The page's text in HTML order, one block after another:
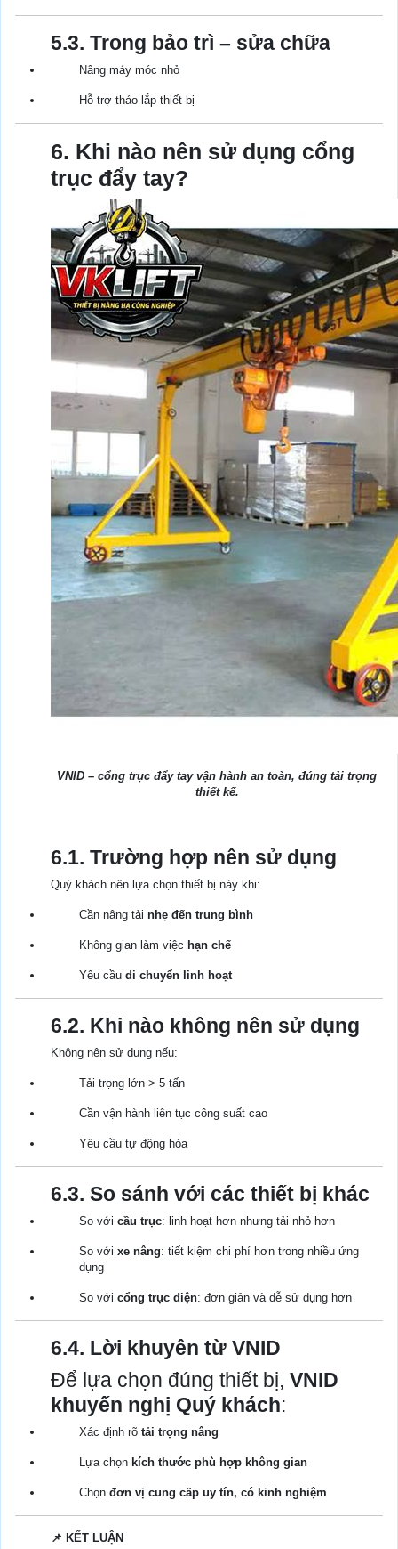
5.3. Trong bảo trì – sửa chữa
Nâng máy móc nhỏ
Hỗ trợ tháo lắp thiết bị
6. Khi nào nên sử dụng cổng
trục đẩy tay?
VNID – cổng trục đẩy tay vận hành an toàn, đúng tải trọng
thiết kế.
6.1. Trường hợp nên sử dụng
Quý khách nên lựa chọn thiết bị này khi:
Cần nâng tải nhẹ đến trung bình
Không gian làm việc hạn chế
Yêu cầu di chuyển linh hoạt
6.2. Khi nào không nên sử dụng
Không nên sử dụng nếu:
Tải trọng lớn > 5 tấn
Cần vận hành liên tục công suất cao
Yêu cầu tự động hóa
6.3. So sánh với các thiết bị khác
So với cầu trục: linh hoạt hơn nhưng tải nhỏ hơn
So với xe nâng: tiết kiệm chi phí hơn trong nhiều ứng
dụng
So với cổng trục điện: đơn giản và dễ sử dụng hơn
6.4. Lời khuyên từ VNID
Để lựa chọn đúng thiết bị, VNID
khuyến nghị Quý khách:
Xác định rõ tải trọng nâng
Lựa chọn kích thước phù hợp không gian
Chọn đơn vị cung cấp uy tín, có kinh nghiệm
📌 KẾT LUẬN